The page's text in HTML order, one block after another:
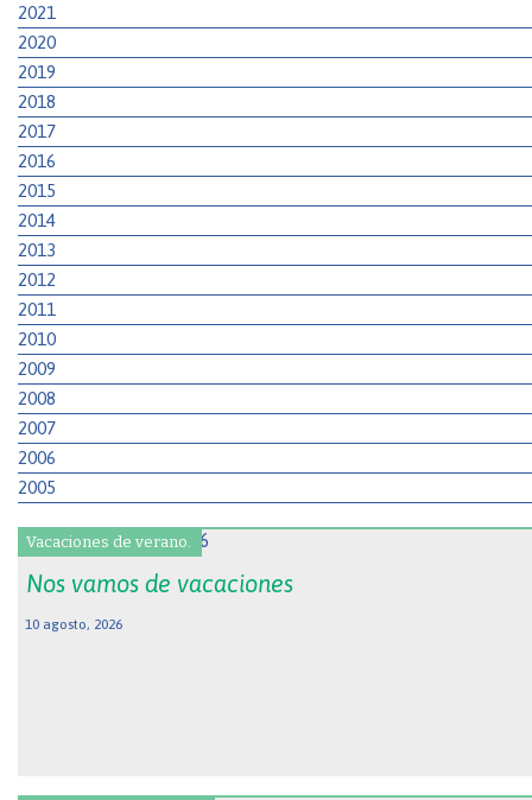
2021
2020
2019
2018
2017
2016
2015
2014
2013
2012
2011
2010
2009
2008
2007
2006
2005
Vacaciones de verano.
Nos vamos de vacaciones
10 agosto, 2026